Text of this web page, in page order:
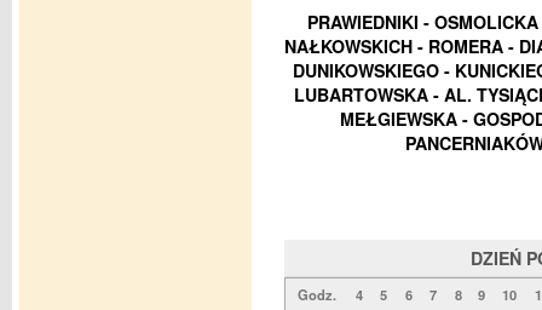
PRAWIEDNIKI -
NAŁKOWSKICH - ROMERA -
DUNIKOWSKIEGO -
LUBARTOWSKA - AL.
MEŁGIEWSKA -
DZIEŃ
Godz. 4 5 6 7 8 9 10